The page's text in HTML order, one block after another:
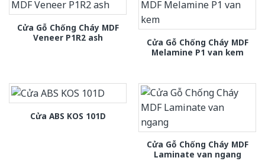
Cửa Gỗ Chống Cháy MDF
Veneer P1R2 ash
Cửa Gỗ Chống Cháy MDF
Melamine P1 van kem
Cửa ABS KOS 101D
Cửa Gỗ Chống Cháy MDF
Laminate van ngang